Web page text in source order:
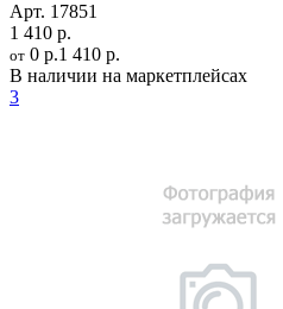
Арт. 17851
1 410 р.
от 0 р.1 410 р.
В наличии на маркетплейсах
3